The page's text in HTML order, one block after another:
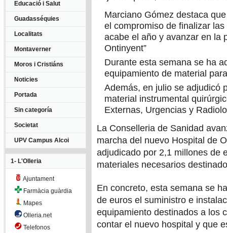
Educació i Salut
Guadasséquies
Localitats
Montaverner
Moros i Cristiáns
Noticies
Portada
Sin categoría
Societat
UPV Campus Alcoi
1- L'Olleria
Ajuntament
Farmàcia guàrdia
Mapes
Olleria.net
Telefonos
Marciano Gómez destaca
el compromiso de finalizar
acabe el año y avanzar en la
Ontinyent”
Durante esta semana se ha
equipamiento de material
Además, en julio se adjudicó
material instrumental
Externas, Urgencias y
La Conselleria de Sanidad
marcha del nuevo Hospital de
adjudicado por 2,1 millones de
materiales necesarios
En concreto, esta semana se
de euros el suministro e
equipamiento destinados a los
contar el nuevo hospital y que